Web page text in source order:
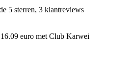
5 sterren, 3 klantreviews
euro met Club Karwei